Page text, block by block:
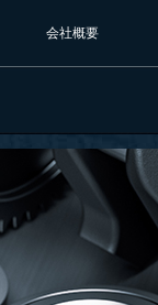
会社概要